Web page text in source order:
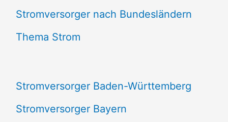
e
n
h
Stromversorger nach Bundesländern
Thema Strom
Stromversorger Baden-Württemberg
Stromversorger Bayern